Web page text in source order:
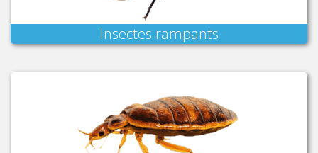
Insectes rampants